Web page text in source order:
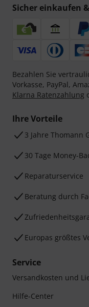
Sicher einkaufen
Bezahlen Sie
Vorkasse, PayPal,
Klarna Ratenzahlung
Ihre Vorteile
3 Jahre Thomann
30 Tage Money-
Reparaturservice
Beratung durch
Europas größtes
Service
Versandkosten und
Hilfe-Center